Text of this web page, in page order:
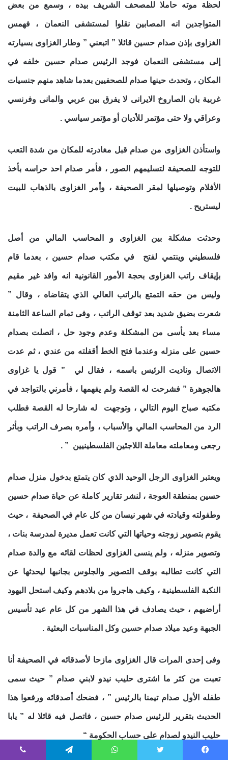
لحظة موته حاملا للمصحف الشريف بيده ، وسمع من بعض
المتواجدين انه المصابين نقلوا لمستشفى النعمان ، فهمس
الغزاوى بإذن صدام حسين قائلا ” اتبعني ” وطار الغزاوى بسيارته
إلى مستشفى النعمان فوجد الرئيس صدام حسين خلفه في
المكان ، وتحدث حينها صدام للصحفيين بعدما شاهد منهم جنسيات
غربية بان الصاروخ الايرانى لا يفرق بين عربي والمانى وفرنسي
وعراقي ولا حتى مؤتمر للأديان أو مؤتمر سياسي .
واستأذن الغزاوى من صدام قبل مغادرته للمكان من شدة التعب
للتوجه للصحيفة لتسليمهم الصور ، فأمر صدام احد حراسه بأخذ
الأفلام وتوصيلها لمقر الصحيفة ، وأمر الغزاوى بالذهاب للبيت
ليستريح .
وحدثت مشكلة بين الغزاوى و المحاسب المالي من أصل
فلسطيني وينتمي لفتح في مكتب صدام حسين ، بعدما قام
بإيقاف راتب الغزاوى بحجة الأمور القانونية انه وافد غير مقيم
وليس من حقه التمتع بالراتب العالي الذي يتقاضاه ، وقال ”
شعرت بضيق شديد بعد توقف الراتب ، وفى تمام الساعة الثامنة
مساء بعد يأسى من المشكلة وعدم وجود حل ، اتصلت بصدام
حسين على منزله وعندما فتح الخط أقفلته من عندي ، ثم عدت
الاتصال وناديت الرئيس باسمه ، فقال لي ” قول يا غزاوى
هالجوهرة ” فشرحت له القصة ولم يفهمها ، فأمرني بالتواجد في
مكتبه صباح اليوم التالي ، وتوجهت له شارحا له القصة فطلب
الرد من المحاسب المالي والأسباب ، وأمره بصرف الراتب وبأثر
رجعى ومعاملته معاملة اللاجئين الفلسطينيين ” .
ويعتبر الغزاوى الرجل الوحيد الذي كان يتمتع بدخول منزل صدام
حسين بمنطقة العوجة ، لنشر تقارير كاملة عن حياة صدام حسين
وطفولته وقيادته في شهر نيسان من كل عام في الصحيفة ، حيث
يقوم بتصوير زوجته وحياتها التي كانت تعمل مديرة لمدرسة بنات ،
وتصوير منزله ، ولم ينسى الغزاوى لحظات لقائه مع والدة صدام
التي كانت تطالبه بوقف التصوير والجلوس بجانبها ليحدثها عن
النكبة الفلسطينية ، وكيف هاجروا من بلادهم وكيف استحل اليهود
أراضيهم ، حيث يصادف في هذا الشهر من كل عام عيد تأسيس
الجبهة وعيد ميلاد صدام حسين وكل المناسبات البعثية .
وفى إحدى المرات قال الغزاوى مازحا لأصدقائه في الصحيفة أنا
تعبت من كثر ما اشترى حليب نيدو لابني صدام ” حيث سمى
طفله الأول صدام تيمنا بالرئيس ” ، فضحك أصدقائه ورفعوا هذا
الحديث بتقرير للرئيس صدام حسين ، فاتصل فيه قائلا له ” يابا
حليب النيدو لصدام على حساب الحكومة “